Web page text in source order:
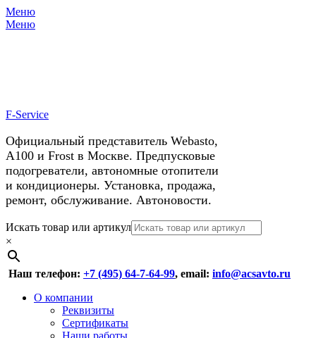
Меню
Меню
F-Service
Официальный представитель Webasto,
А100 и Frost в Москве. Предпусковые
подогреватели, автономные отопители
и кондиционеры. Установка, продажа,
ремонт, обслуживание. Автоновости.
Header
Right
Menu
Перейти
к
содержимому
Искать товар или артикул
×
Наш телефон: +7 (495) 64-7-64-99, email: info@acsavto.ru
Основное
Перейти
содержимому
О компании
Реквизиты
Сертификаты
Наши работы
У нас космические скидки на